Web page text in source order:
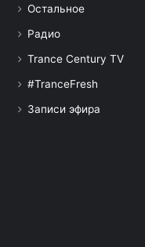
Остальное
Радио
Trance Century TV
#TranceFresh
Записи эфира